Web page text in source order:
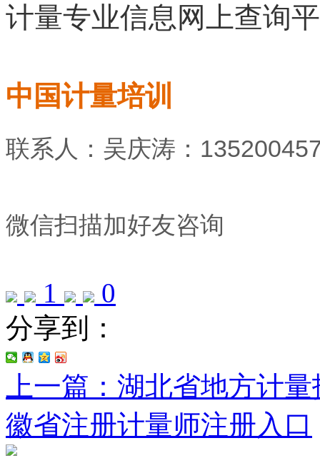
计量专业信息网上查询
中国计量培训
联系人： 吴庆涛：
微信扫描加好友咨询
1
0
分享到：
上一篇：湖北省地方计
徽省注册计量师注册入口